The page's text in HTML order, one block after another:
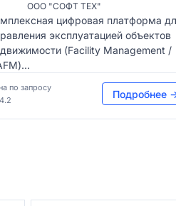
ООО "СОФТ ТЕХ"
цифровая платформа
эксплуатацией объектов
(Facility Management /
по запросу
Подробнее